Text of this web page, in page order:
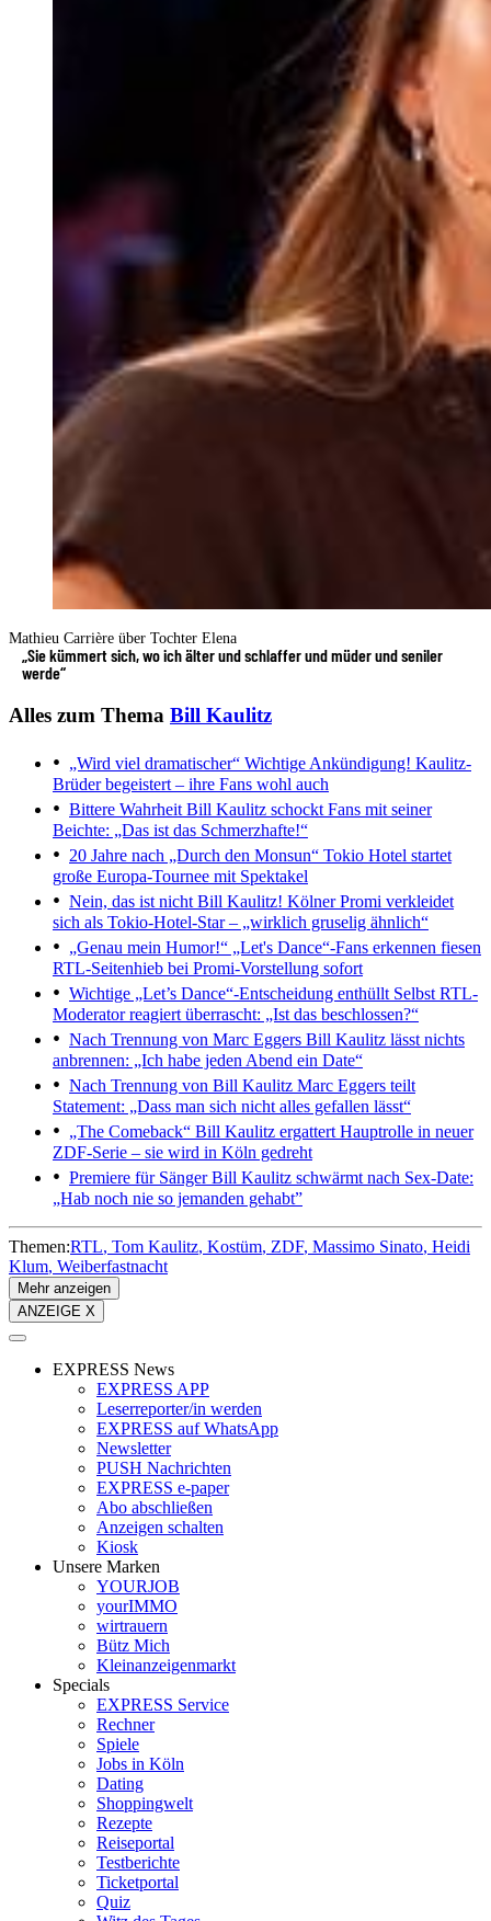
Mathieu Carrière über Tochter Elena
„Sie kümmert sich, wo ich älter und schlaffer und müder und seniler
werde“
Alles zum Thema Bill Kaulitz
„Wird viel dramatischer“ Wichtige Ankündigung! Kaulitz-
Brüder begeistert – ihre Fans wohl auch
Bittere Wahrheit Bill Kaulitz schockt Fans mit seiner
Beichte: „Das ist das Schmerzhafte!“
20 Jahre nach „Durch den Monsun“ Tokio Hotel startet
große Europa-Tournee mit Spektakel
Nein, das ist nicht Bill Kaulitz! Kölner Promi verkleidet
sich als Tokio-Hotel-Star – „wirklich gruselig ähnlich“
„Genau mein Humor!“ „Let's Dance“-Fans erkennen fiesen
RTL-Seitenhieb bei Promi-Vorstellung sofort
Wichtige „Let’s Dance“-Entscheidung enthüllt Selbst RTL-
Moderator reagiert überrascht: „Ist das beschlossen?“
Nach Trennung von Marc Eggers Bill Kaulitz lässt nichts
anbrennen: „Ich habe jeden Abend ein Date“
Nach Trennung von Bill Kaulitz Marc Eggers teilt
Statement: „Dass man sich nicht alles gefallen lässt“
„The Comeback“ Bill Kaulitz ergattert Hauptrolle in neuer
ZDF-Serie – sie wird in Köln gedreht
Premiere für SängerBill Kaulitz schwärmt nach Sex-Date:
„Hab noch nie so jemanden gehabt”
Themen:RTL Tom Kaulitz Kostüm ZDF Massimo Sinato Heidi
Klum Weiberfastnacht
Mehr anzeigen
ANZEIGE X
EXPRESS News
EXPRESS APP
Leserreporter/in werden
EXPRESS auf WhatsApp
Newsletter
PUSH Nachrichten
EXPRESS e-paper
Abo abschließen
Anzeigen schalten
Kiosk
Unsere Marken
YOURJOB
yourIMMO
wirtrauern
Bütz Mich
Kleinanzeigenmarkt
Specials
EXPRESS Service
Rechner
Spiele
Jobs in Köln
Dating
Shoppingwelt
Rezepte
Reiseportal
Testberichte
Ticketportal
Quiz